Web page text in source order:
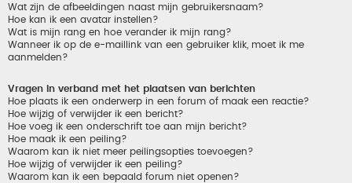
Wat zijn de afbeeldingen naast mijn gebruikersnaam?
Hoe kan ik een avatar instellen?
Wat is mijn rang en hoe verander ik mijn rang?
Wanneer ik op de e-maillink van een gebruiker klik, moet ik me
aanmelden?
Vragen in verband met het plaatsen van berichten
Hoe plaats ik een onderwerp in een forum of maak een reactie?
Hoe wijzig of verwijder ik een bericht?
Hoe voeg ik een onderschrift toe aan mijn bericht?
Hoe maak ik een peiling?
Waarom kan ik niet meer peilingsopties toevoegen?
Hoe wijzig of verwijder ik een peiling?
Waarom kan ik een bepaald forum niet openen?